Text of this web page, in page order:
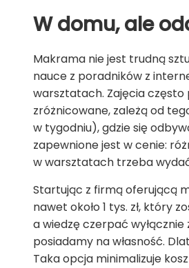
W domu, ale
Makrama nie jest trudną
nauce z poradników z
warsztatach. Zajęcia
zróżnicowane, zależą od
w tygodniu), gdzie się
zapewnione jest w cenie:
w warsztatach trzeba wydać
Startując z firmą oferującą
nawet około 1 tys. zł, który
a wiedzę czerpać
posiadamy na własność.
Taka opcja minimalizuje